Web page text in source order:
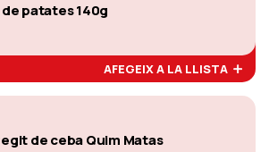
patates 140g
AFEGEIX A LA LLISTA
de ceba Quim Matas